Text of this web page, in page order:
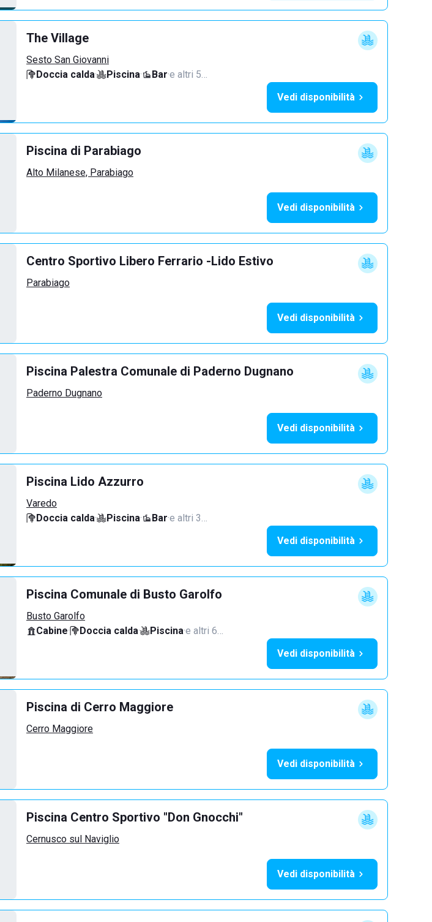
The Village
Sesto San Giovanni
Doccia calda· Piscina· Bar·e altri 5…
Vedi disponibilità
Piscina di Parabiago
Alto Milanese, Parabiago
Vedi disponibilità
Centro Sportivo Libero Ferrario -Lido Estivo
Parabiago
Vedi disponibilità
Piscina Palestra Comunale di Paderno Dugnano
Paderno Dugnano
Vedi disponibilità
Piscina Lido Azzurro
Varedo
Doccia calda· Piscina· Bar·e altri 3…
Vedi disponibilità
Piscina Comunale di Busto Garolfo
Busto Garolfo
Cabine· Doccia calda· Piscina·e altri 6…
Vedi disponibilità
Piscina di Cerro Maggiore
Cerro Maggiore
Vedi disponibilità
Piscina Centro Sportivo "Don Gnocchi"
Cernusco sul Naviglio
Vedi disponibilità